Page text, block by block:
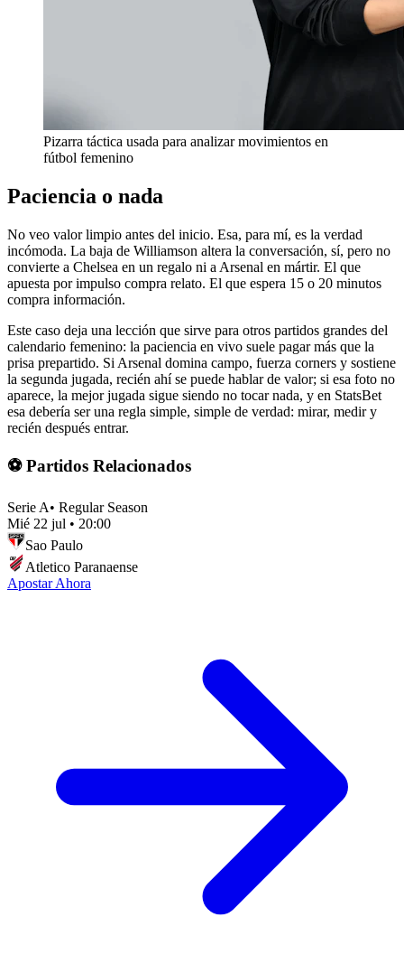
Pizarra táctica usada para analizar movimientos en
fútbol femenino
Paciencia o nada
No veo valor limpio antes del inicio. Esa, para mí, es la verdad
incómoda. La baja de Williamson altera la conversación, sí, pero no
convierte a Chelsea en un regalo ni a Arsenal en mártir. El que
apuesta por impulso compra relato. El que espera 15 o 20 minutos
compra información.
Este caso deja una lección que sirve para otros partidos grandes del
calendario femenino: la paciencia en vivo suele pagar más que la
prisa prepartido. Si Arsenal domina campo, fuerza corners y sostiene
la segunda jugada, recién ahí se puede hablar de valor; si esa foto no
aparece, la mejor jugada sigue siendo no tocar nada, y en StatsBet
esa debería ser una regla simple, simple de verdad: mirar, medir y
recién después entrar.
⚽ Partidos Relacionados
Serie A• Regular Season
Mié 22 jul • 20:00
Sao Paulo
Atletico Paranaense
Apostar Ahora